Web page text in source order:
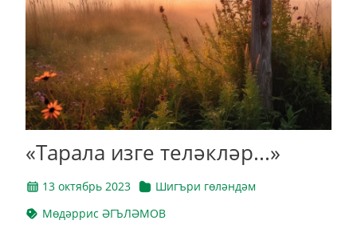
«Тарала изге теләкләр...»
13 октябрь 2023
Шигъри гөләндәм
Мөдәррис ӘГЪЛӘМОВ